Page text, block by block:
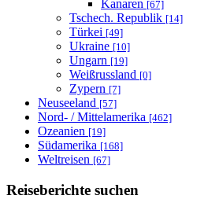
Kanaren [67]
Tschech. Republik [14]
Türkei [49]
Ukraine [10]
Ungarn [19]
Weißrussland [0]
Zypern [7]
Neuseeland [57]
Nord- / Mittelamerika [462]
Ozeanien [19]
Südamerika [168]
Weltreisen [67]
Reiseberichte suchen